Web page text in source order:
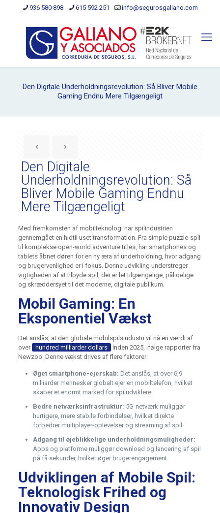
936 580 898 615 592 251 info@segurosgaliano.com
Den Digitale Underholdningsrevolution: Så Bliver Mobile
Gaming Endnu Mere Tilgængeligt
Den Digitale
Underholdningsrevolution: Så
Bliver Mobile Gaming Endnu
Mere Tilgængeligt
Med fremkomsten af mobilteknologi har spilindustrien
gennemgået en hidtil uset transformation. Fra simple puzzle-spil
til komplekse open-world adventure titles, har smartphones og
tablets åbnet døren for en ny æra af underholdning, hvor adgang
og brugervenlighed er i fokus. Denne udvikling understreger
vigtigheden af at tilbyde spil, der er let tilgængelige, pålidelige
og skræddersyet til det moderne, digitale publikum.
Mobil Gaming: En
Eksponentiel Vækst
Det anslås, at den globale mobilspilsindustri vil nå en værdi af
over
hundred milliarder dollars
inden 2025, ifølge rapporter fra
Newzoo. Denne vækst drives af flere faktorer:
Øget smartphone-ejerskab: Det anslås, at over 6,9
milliarder mennesker globalt ejer en mobiltelefon, hvilket
skaber et enormt marked for spiludviklere.
Bedre netværksinfrastruktur: 5G-netværk muliggør
hurtigere, mere stabile forbindelser, hvilket direkte
forbedrer multiplayer-oplevelser og streaming af spil.
Adgang til øjeblikkelige underholdningsmuligheder:
Apps og platforme muliggør download og lancering af spil
på få sekunder, hvilket øger brugerengagement.
Udviklingen af Mobile Spil:
Teknologisk Frihed og
Innovativ Design